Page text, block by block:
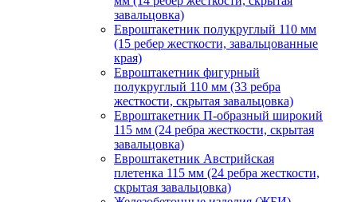
завальцовка)
Евроштакетник полукруглый 110 мм
(15 ребер жесткости, завальцованные
края)
Евроштакетник фигурный
полукруглый 110 мм (33 ребра
жесткости, скрытая завальцовка)
Евроштакетник П-образный широкий
115 мм (24 ребра жесткости, скрытая
завальцовка)
Евроштакетник Австрийская
плетенка 115 мм (24 ребра жесткости,
скрытая завальцовка)